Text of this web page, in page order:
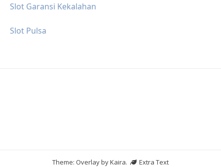
Slot Garansi Kekalahan
Slot Pulsa
Theme: Overlay byKaira.
Extra Text